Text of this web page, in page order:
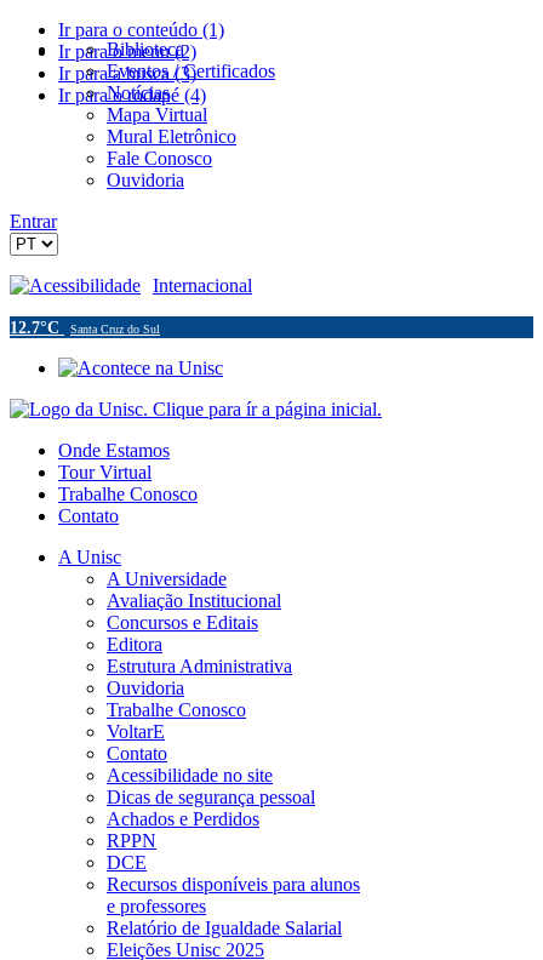
Ir para o conteúdo (1)
Ir para o menu (2)
Ir para a busca (3)
Ir para o rodapé (4)
Biblioteca
Eventos / Certificados
Notícias
Mapa Virtual
Mural Eletrônico
Fale Conosco
Ouvidoria
Entrar
Acessibilidade Internacional
12.7°C Santa Cruz do Sul
Onde Estamos
Tour Virtual
Trabalhe Conosco
Contato
A Unisc
A Universidade
Avaliação Institucional
Concursos e Editais
Editora
Estrutura Administrativa
Ouvidoria
Trabalhe Conosco
VoltarE
Contato
Acessibilidade no site
Dicas de segurança pessoal
Achados e Perdidos
RPPN
DCE
Recursos disponíveis para alunos
e professores
Relatório de Igualdade Salarial
Eleições Unisc 2025